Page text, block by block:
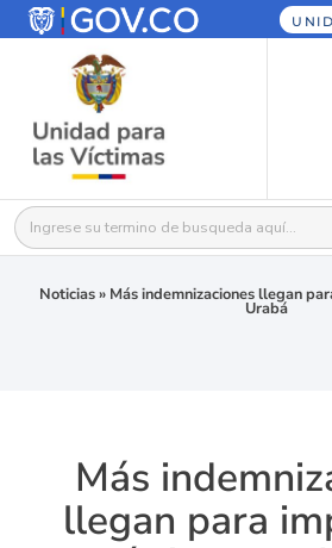
Buscar:
Noticias» Más indemnizaciones llegan
Urabá
Más
llegan para